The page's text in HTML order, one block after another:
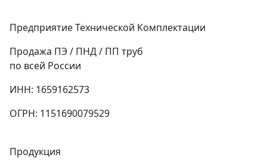
Предприятие Технической Комплектации
Продажа ПЭ / ПНД / ПП труб
по всей России
ИНН: 1659162573
ОГРН: 1151690079529
Продукция